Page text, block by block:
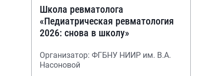
Школа ревматолога
«Педиатрическая ревматология
2026: снова в школу»
Организатор: ФГБНУ НИИР им. В.А.
Насоновой